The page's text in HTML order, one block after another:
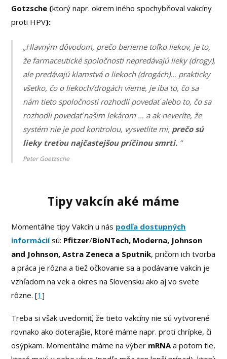
Gotzsche (ktorý napr. okrem iného spochybňoval vakcíny
proti HPV):
„Hlavným dôvodom, prečo berieme toľko liekov, je to,
že farmaceutické spoločnosti nepredávajú lieky (drogy),
ale predávajú klamstvá o liekoch (drogách)… prakticky
všetko, čo o liekoch/drogách vieme, je iba to, čo sa
nám tieto spoločnosti rozhodli povedať alebo to, čo sa
rozhodli povedať našim lekárom … a ak neveríte, že
systém nie je pod kontrolou, vysvetlite mi, prečo sú
lieky treťou najčastejšou príčinou smrti. “
Peter Goetzsche
Tipy vakcín aké máme
Momentálne tipy Vakcín u nás podľa dostupných
informácií sú: Pfitzer/BioNTech, Moderna, Johnson
and Johnson, Astra Zeneca a Sputnik, pričom ich tvorba
a práca je rôzna a tiež očkovanie sa a podávanie vakcín je
vzhľadom na vek a okres na Slovensku ako aj vo svete
rôzne. [1]
Treba si však uvedomiť, že tieto vakcíny nie sú vytvorené
rovnako ako doterajšie, ktoré máme napr. proti chrípke, či
osýpkam. Momentálne máme na výber mRNAa potom tie,